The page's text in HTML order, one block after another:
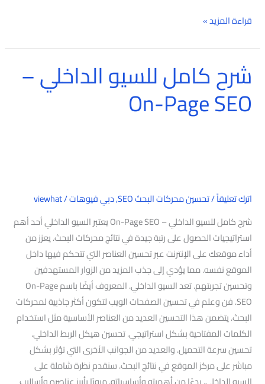
قراءة المزيد »
شرح كامل للسيو الداخلي –
On-Page SEO
اترك تعليقاً/تحسين محركات البحث SEO ,دبي فيوهات/
viewhat
شرح كامل للسيو الداخلي – On-Page SEO يعتبر السيو الداخلي أحد أهم
استراتيجيات الحصول على رتبة جيدة في نتائج محركات البحث. يعزز من
أداء موقعك على الإنترنت عبر تحسين العناصر التي تتحكم فيها داخل
الموقع نفسه. مما يؤدي إلى جذب المزيد من الزوار المستهدفين
وتحسين تجربتهم. تعد السيو الداخلي. المعروف أيضًا باسم On-Page
SEO. فن وعلم في تحسين الصفحات الويب لتكون أكثر جاذبية لمحركات
البحث. يتضمن هذا التحسين العديد من العناصر الأساسية مثل استخدام
الكلمات المفتاحية بشكل استراتيجي. تحسين هيكل الربط الداخلي.
تحسين سرعة التحميل. والعديد من الجوانب الأخرى التي تؤثر بشكل
مباشر على مركز الموقع في نتائج البحث. سنقدم نظرة شاملة على
شرح
كامل
للسيو
الداخلي